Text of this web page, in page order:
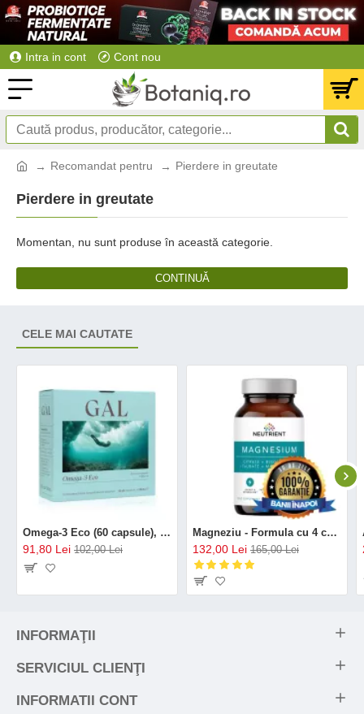
Intra in cont Cont nou
Recomandat pentru Pierdere in greutate
Pierdere in greutate
Momentan, nu sunt produse în această categorie.
CONTINUĂ
CELE MAI CAUTATE
Omega-3 Eco (60 capsule), GAL
91,80 Lei 102,00 Lei
Magneziu - Formula cu 4 chelați (120 capsule), Neutrient
132,00 Lei 165,00 Lei
INFORMAŢII
SERVICIUL CLIENŢI
INFORMATII CONT